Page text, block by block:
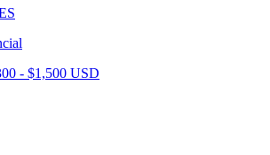
- $1,500 USD